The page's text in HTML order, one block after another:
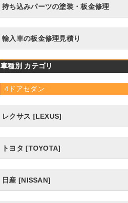
持ち込みパーツの塗装・板金修理
輸入車の板金修理見積り
車種別 カテゴリ
4ドアセダン
レクサス [LEXUS]
トヨタ [TOYOTA]
日産 [NISSAN]